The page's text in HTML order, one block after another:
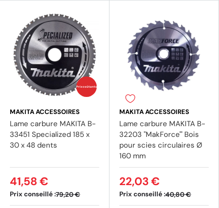
Prix coûtants
MAKITA ACCESSOIRES
Lame carbure MAKITA B-
33451 Specialized 185 x
30 x 48 dents
Prix conseillé :79,20 €
41,58 €
MAKITA ACCESSOIRES
Lame carbure MAKITA B-
32203 ''MakForce''' Bois
pour scies circulaires Ø
160 mm
Prix conseillé :40,80 €
22,03 €